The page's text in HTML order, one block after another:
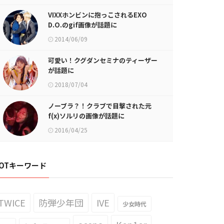
VIXXホンビンに抱っこされるEXO
D.O.のgif画像が話題に
2014/06/09
可愛い！クグダンセミナのティーザー
が話題に
2018/07/04
ノーブラ？！クラブで目撃された元
f(x)ソルリの画像が話題に
2016/04/25
キーワード
防弾少年団 IVE 少女時代